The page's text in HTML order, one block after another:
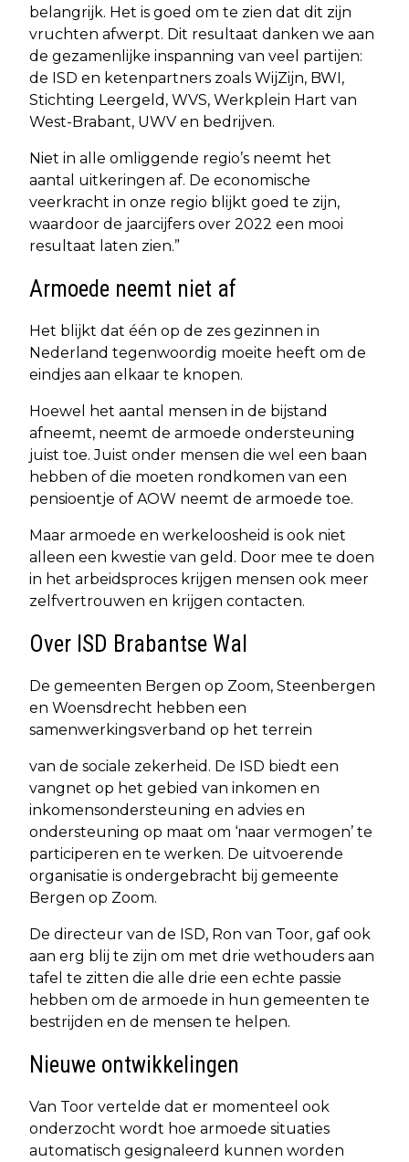
belangrijk. Het is goed om te zien dat dit zijn
vruchten afwerpt. Dit resultaat danken we aan
de gezamenlijke inspanning van veel partijen:
de ISD en ketenpartners zoals WijZijn, BWI,
Stichting Leergeld, WVS, Werkplein Hart van
West-Brabant, UWV en bedrijven.
Niet in alle omliggende regio’s neemt het
aantal uitkeringen af. De economische
veerkracht in onze regio blijkt goed te zijn,
waardoor de jaarcijfers over 2022 een mooi
resultaat laten zien.”
Armoede neemt niet af
Het blijkt dat één op de zes gezinnen in
Nederland tegenwoordig moeite heeft om de
eindjes aan elkaar te knopen.
Hoewel het aantal mensen in de bijstand
afneemt, neemt de armoede ondersteuning
juist toe. Juist onder mensen die wel een baan
hebben of die moeten rondkomen van een
pensioentje of AOW neemt de armoede toe.
Maar armoede en werkeloosheid is ook niet
alleen een kwestie van geld. Door mee te doen
in het arbeidsproces krijgen mensen ook meer
zelfvertrouwen en krijgen contacten.
Over ISD Brabantse Wal
De gemeenten Bergen op Zoom, Steenbergen
en Woensdrecht hebben een
samenwerkingsverband op het terrein
van de sociale zekerheid. De ISD biedt een
vangnet op het gebied van inkomen en
inkomensondersteuning en advies en
ondersteuning op maat om ‘naar vermogen’ te
participeren en te werken. De uitvoerende
organisatie is ondergebracht bij gemeente
Bergen op Zoom.
De directeur van de ISD, Ron van Toor, gaf ook
aan erg blij te zijn om met drie wethouders aan
tafel te zitten die alle drie een echte passie
hebben om de armoede in hun gemeenten te
bestrijden en de mensen te helpen.
Nieuwe ontwikkelingen
Van Toor vertelde dat er momenteel ook
onderzocht wordt hoe armoede situaties
automatisch gesignaleerd kunnen worden